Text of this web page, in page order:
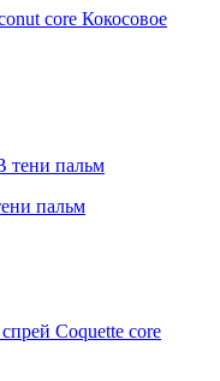
core Кокосовое
пальм